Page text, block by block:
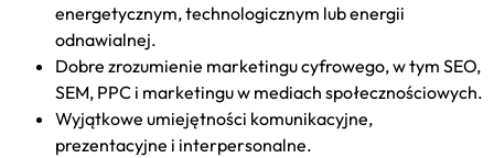
energetycznym, technologicznym lub energii
odnawialnej.
Dobre zrozumienie marketingu cyfrowego, w tym SEO,
SEM, PPC i marketingu w mediach społecznościowych.
Wyjątkowe umiejętności komunikacyjne,
prezentacyjne i interpersonalne.